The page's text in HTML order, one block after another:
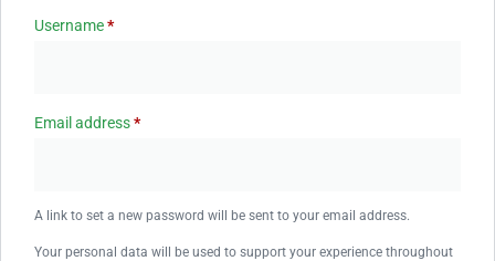
Username*
Email address*
A link to set a new password will be sent to your email address.
Your personal data will be used to support your experience throughout